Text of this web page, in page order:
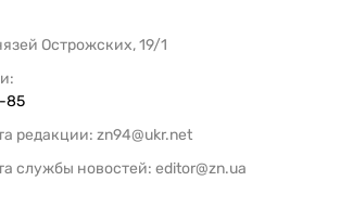
Острожских, 19/1
85
редакции: zn94@ukr.net
службы новостей: editor@zn.ua